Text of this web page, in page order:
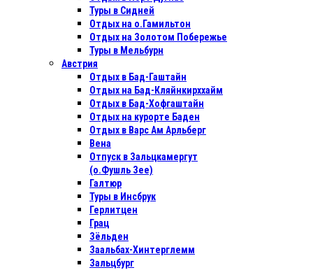
Туры в Сидней
Отдых на о.Гамильтон
Отдых на Золотом Побережье
Туры в Мельбурн
Австрия
Отдых в Бад-Гаштайн
Отдых на Бад-Кляйнкирххайм
Отдых в Бад-Хофгаштайн
Отдых на курорте Баден
Отдых в Варс Ам Арльберг
Вена
Отпуск в Зальцкамергут
(о.Фушль Зее)
Галтюр
Туры в Инсбрук
Герлитцен
Грац
Зёльден
Заальбах-Хинтерглемм
Зальцбург